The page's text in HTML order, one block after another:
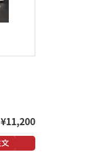
¥11,200